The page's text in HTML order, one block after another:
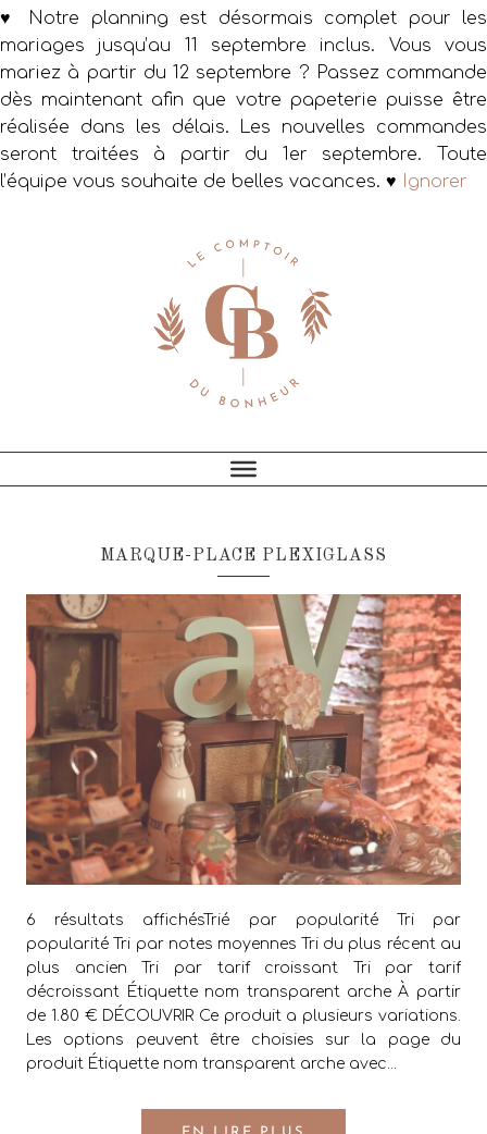
♥ Notre planning est désormais complet pour les
mariages jusqu’au 11 septembre inclus. Vous vous
mariez à partir du 12 septembre ? Passez commande
dès maintenant afin que votre papeterie puisse être
réalisée dans les délais. Les nouvelles commandes
seront traitées à partir du 1er septembre. Toute
l’équipe vous souhaite de belles vacances. ♥
Ignorer
MARQUE-PLACE PLEXIGLASS
6 résultats affichésTrié par popularité Tri par
popularité Tri par notes moyennes Tri du plus récent au
plus ancien Tri par tarif croissant Tri par tarif
décroissant Étiquette nom transparent arche À partir
de 1.80 € DÉCOUVRIR Ce produit a plusieurs variations.
Les options peuvent être choisies sur la page du
produit Étiquette nom transparent arche avec...